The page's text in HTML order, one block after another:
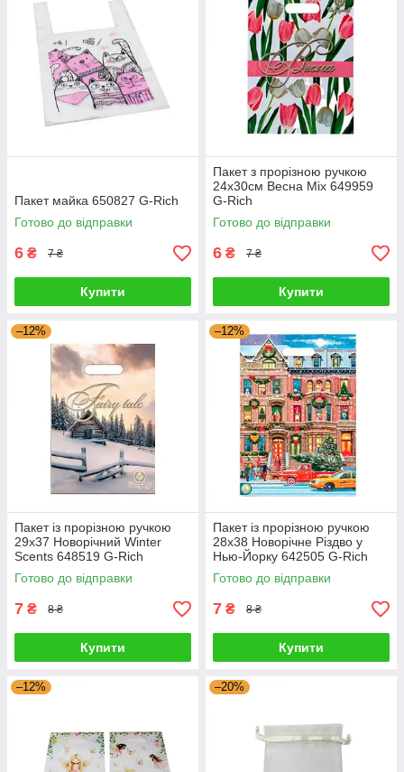
Пакет майка 650827 G-Rich
Готово до відправки
6 ₴ 7 ₴
Купити
Пакет з прорізною ручкою
24х30см Весна Mix 649959
G-Rich
Готово до відправки
6 ₴ 7 ₴
Купити
–12%
Пакет із прорізною ручкою
29х37 Новорічний Winter
Scents 648519 G-Rich
Готово до відправки
7 ₴ 8 ₴
Купити
–12%
Пакет із прорізною ручкою
28х38 Новорічне Різдво у
Нью-Йорку 642505 G-Rich
Готово до відправки
7 ₴ 8 ₴
Купити
–12% –20%